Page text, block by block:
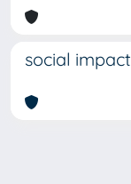
social impact